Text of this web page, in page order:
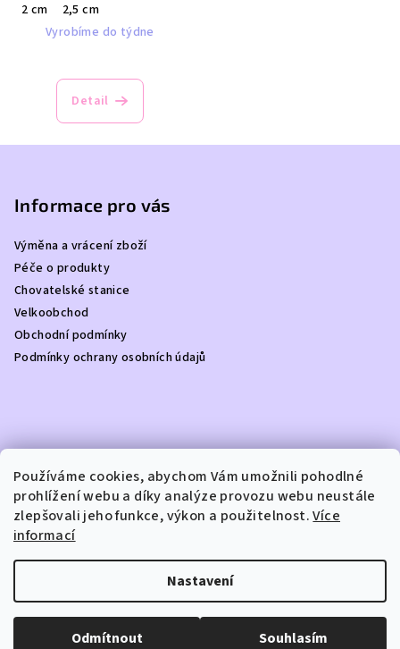
Používáme cookies, abychom Vám umožnili pohodlné
prohlížení webu a díky analýze provozu webu neustále
zlepšovali jeho funkce, výkon a použitelnost.Více
informací
Nastavení
Odmítnout Souhlasím
2 cm
2,5 cm
Vyrobíme do týdne
Detail
Informace pro vás
Výměna a vrácení zboží
Péče o produkty
Chovatelské stanice
Velkoobchod
Obchodní podmínky
Podmínky ochrany osobních údajů
Kontakt
info @dottydoggie.cz
+420739459984
DOTTY DOGGIE